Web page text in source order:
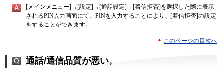
[メインメニュー]→[設定]→[通話設定]→[着信拒否]を選択した際に表示
されるPIN入力画面にて、PINを入力することにより、[着信拒否]の設定
をすることができます。
このページの目次へ
通話/通信品質が悪い。